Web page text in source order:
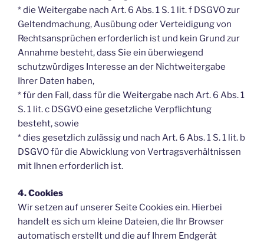
* die Weitergabe nach Art. 6 Abs. 1 S. 1 lit. f DSGVO zur
Geltendmachung, Ausübung oder Verteidigung von
Rechtsansprüchen erforderlich ist und kein Grund zur
Annahme besteht, dass Sie ein überwiegend
schutzwürdiges Interesse an der Nichtweitergabe
Ihrer Daten haben,
* für den Fall, dass für die Weitergabe nach Art. 6 Abs. 1
S. 1 lit. c DSGVO eine gesetzliche Verpflichtung
besteht, sowie
* dies gesetzlich zulässig und nach Art. 6 Abs. 1 S. 1 lit. b
DSGVO für die Abwicklung von Vertragsverhältnissen
mit Ihnen erforderlich ist.
4. Cookies
Wir setzen auf unserer Seite Cookies ein. Hierbei
handelt es sich um kleine Dateien, die Ihr Browser
automatisch erstellt und die auf Ihrem Endgerät